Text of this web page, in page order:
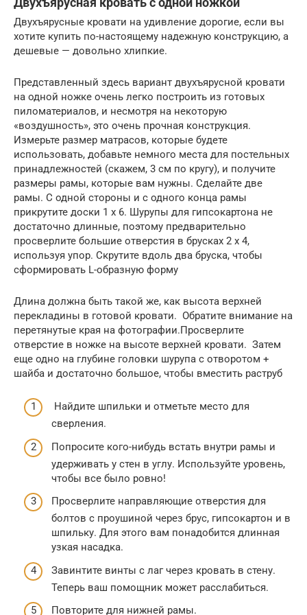
Двухъярусные кровати на удивление дорогие, если вы
хотите купить по-настоящему надежную конструкцию, а
дешевые — довольно хлипкие.
Представленный здесь вариант двухъярусной кровати
на одной ножке очень легко построить из готовых
пиломатериалов, и несмотря на некоторую
«воздушность», это очень прочная конструкция.
Измерьте размер матрасов, которые будете
использовать, добавьте немного места для постельных
принадлежностей (скажем, 3 см по кругу), и получите
размеры рамы, которые вам нужны. Сделайте две
рамы. С одной стороны и с одного конца рамы
прикрутите доски 1 х 6. Шурупы для гипсокартона не
достаточно длинные, поэтому предварительно
просверлите большие отверстия в брусках 2 x 4,
используя упор. Скрутите вдоль два бруска, чтобы
сформировать L-образную форму
Длина должна быть такой же, как высота верхней
перекладины в готовой кровати. Обратите внимание на
перетянутые края на фотографии.Просверлите
отверстие в ножке на высоте верхней кровати. Затем
еще одно на глубине головки шурупа с отворотом +
шайба и достаточно большое, чтобы вместить раструб
Найдите шпильки и отметьте место для
сверления.
Попросите кого-нибудь встать внутри рамы и
удерживать у стен в углу. Используйте уровень,
чтобы все было ровно!
Просверлите направляющие отверстия для
болтов с проушиной через брус, гипсокартон и в
шпильку. Для этого вам понадобится длинная
узкая насадка.
Завинтите винты с лаг через кровать в стену.
Теперь ваш помощник может расслабиться.
Повторите для нижней рамы.